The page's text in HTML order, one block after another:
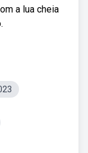
a lua cheia